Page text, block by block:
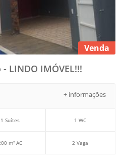
Venda
LINDO IMÓVEL!!!
+ informações
1 Suítes 1 WC
m² AC 2 Vaga